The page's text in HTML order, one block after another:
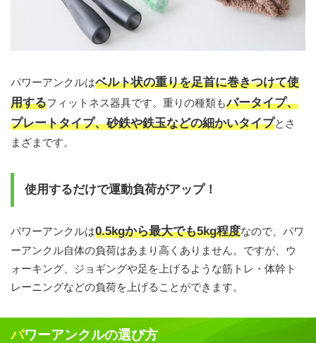
パワーアンクルはベルト状の重りを足首に巻きつけて使
用するフィットネス器具です。重りの種類もバータイプ、
プレートタイプ、砂鉄や鉄玉などの細かいタイプとさ
まざまです。
使用するだけで運動負荷がアップ！
パワーアンクルは0.5kgから最大でも5kg程度なので、パワ
ーアンクル自体の負荷はあまり高くありません。ですが、ウ
ォーキング、ジョギングや足を上げるような筋トレ・体幹ト
レーニングなどの負荷を上げることができます。
パワーアンクルの選び方